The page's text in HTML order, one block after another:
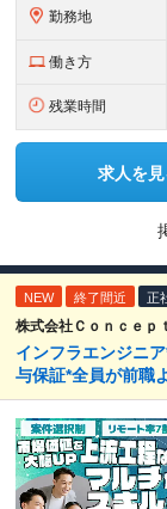
勤務地
働き方
残業時間
求人を見
NEW 終了間近 正
株式会社Ｃｏｎｃｅ
インフラエンジニ
与保証*全員が前職